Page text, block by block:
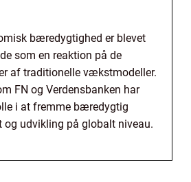
bæredygtighed er blevet
som en reaktion på de
af traditionelle vækstmodeller.
FN og Verdensbanken har
i at fremme bæredygtig
udvikling på globalt niveau.